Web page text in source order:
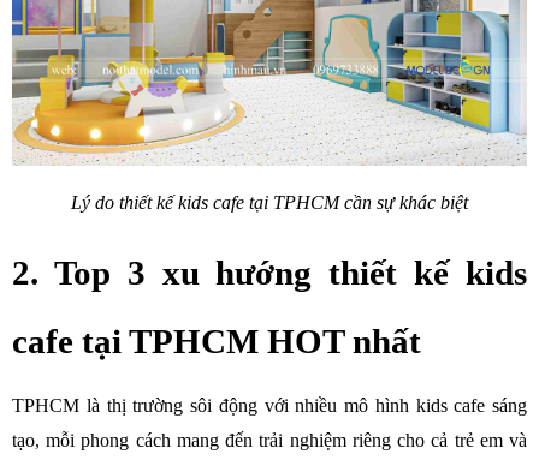
Lý do thiết kế kids cafe tại TPHCM cần sự khác biệt
2. Top 3 xu hướng thiết kế kids
cafe tại TPHCM HOT nhất
TPHCM là thị trường sôi động với nhiều mô hình kids cafe sáng
tạo, mỗi phong cách mang đến trải nghiệm riêng cho cả trẻ em và